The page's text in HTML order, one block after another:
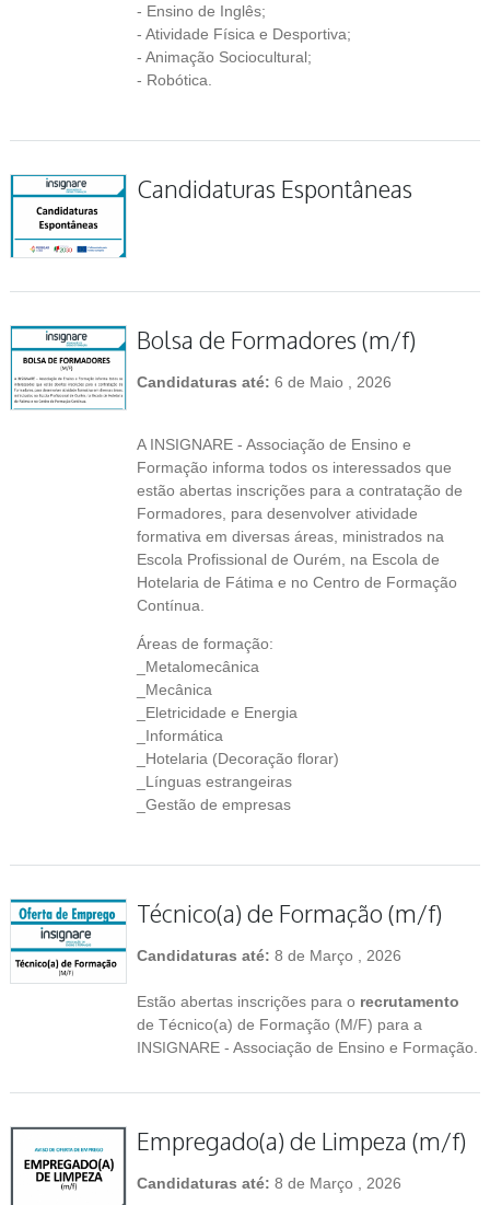
- Ensino de Inglês;
- Atividade Física e Desportiva;
- Animação Sociocultural;
- Robótica.
Candidaturas Espontâneas
Bolsa de Formadores (m/f)
Candidaturas até: 6 de Maio , 2026
A INSIGNARE - Associação de Ensino e
Formação informa todos os interessados que
estão abertas inscrições para a contratação de
Formadores, para desenvolver atividade
formativa em diversas áreas, ministrados na
Escola Profissional de Ourém, na Escola de
Hotelaria de Fátima e no Centro de Formação
Contínua.
Áreas de formação:
_Metalomecânica
_Mecânica
_Eletricidade e Energia
_Informática
_Hotelaria (Decoração florar)
_Línguas estrangeiras
_Gestão de empresas
Técnico(a) de Formação (m/f)
Candidaturas até: 8 de Março , 2026
Estão abertas inscrições para o recrutamento
de Técnico(a) de Formação (M/F) para a
INSIGNARE - Associação de Ensino e Formação.
Empregado(a) de Limpeza (m/f)
Candidaturas até: 8 de Março , 2026